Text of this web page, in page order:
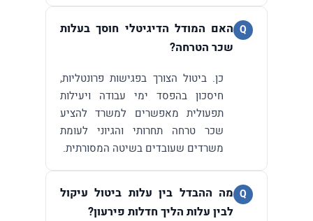
Q האם המודל הדיגיטלי חוסך בעלות
שכר הטרחה?
כן. ביטול הצורך בפגישות פרונטליות,
חיסכון בהפסד ימי עבודה ויעילות
תפעולית מאפשרים למשרד להציע
שכר טרחה תחרותי והגיוני לעומת
משרדים שעובדים בשיטה המסורתית.
Q מה ההבדל בין עלות ביטול עיקול
לבין עלות הליך חדלות פירעון?